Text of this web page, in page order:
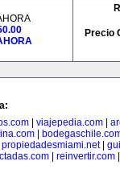
Precio
| viajepedia.com|
|
propiedadesmiami.net|
| reinvertir.com